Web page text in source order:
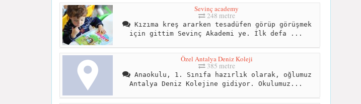
Sevinç academy
248 metre
Kızıma kreş ararken tesadüfen görüp görüşmek
için gittim Sevinç Akademi ye. İlk defa ...
Özel Antalya Deniz Koleji
385 metre
Anaokulu, 1. Sınıfa hazırlık olarak, oğlumuz
Antalya Deniz Kolejine gidiyor. Okulumuz...